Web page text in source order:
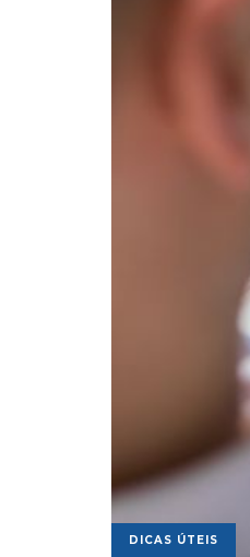
DICAS ÚTEIS